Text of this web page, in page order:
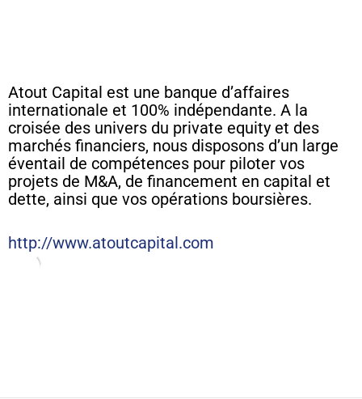
Atout Capital est une banque d’affaires
internationale et 100% indépendante. A la
croisée des univers du private equity et des
marchés financiers, nous disposons d’un large
éventail de compétences pour piloter vos
projets de M&A, de financement en capital et
dette, ainsi que vos opérations boursières.
http://www.atoutcapital.com